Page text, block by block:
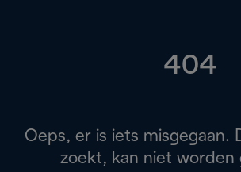
404
Oeps, er is iets misgegaan.
zoekt, kan niet worden